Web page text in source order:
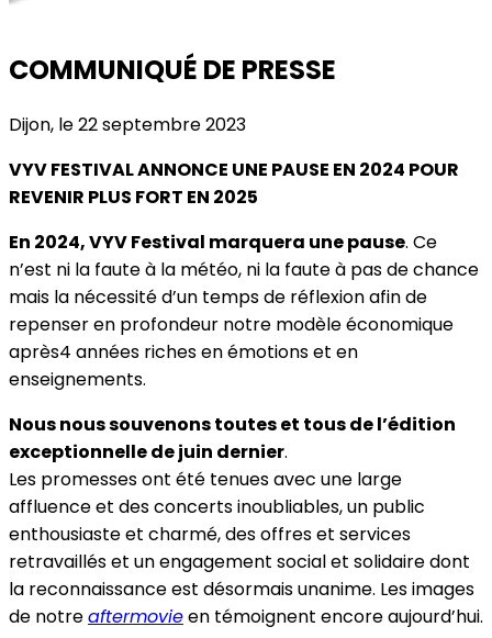
COMMUNIQUÉ DE PRESSE
Dijon, le 22 septembre 2023
VYV FESTIVAL ANNONCE UNE PAUSE EN 2024 POUR
REVENIR PLUS FORT EN 2025
En 2024, VYV Festival marquera une pause. Ce
n’est ni la faute à la météo, ni la faute à pas de chance
mais la nécessité d’un temps de réflexion afin de
repenser en profondeur notre modèle économique
après4 années riches en émotions et en
enseignements.
Nous nous souvenons toutes et tous de l’édition
exceptionnelle de juin dernier.
Les promesses ont été tenues avec une large
affluence et des concerts inoubliables, un public
enthousiaste et charmé, des offres et services
retravaillés et un engagement social et solidaire dont
la reconnaissance est désormais unanime. Les images
de notreaftermovieen témoignent encore aujourd’hui.